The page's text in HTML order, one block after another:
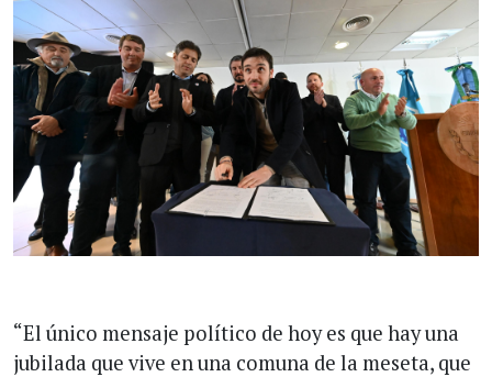
“El único mensaje político de hoy es que hay una
jubilada que vive en una comuna de la meseta, que